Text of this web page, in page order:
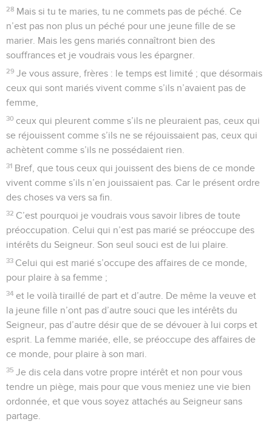
28 Mais si tu te maries, tu ne commets pas de péché. Ce
n’est pas non plus un péché pour une jeune fille de se
marier. Mais les gens mariés connaîtront bien des
souffrances et je voudrais vous les épargner.
29 Je vous assure, frères : le temps est limité ; que désormais
ceux qui sont mariés vivent comme s’ils n’avaient pas de
femme,
30 ceux qui pleurent comme s’ils ne pleuraient pas, ceux qui
se réjouissent comme s’ils ne se réjouissaient pas, ceux qui
achètent comme s’ils ne possédaient rien.
31 Bref, que tous ceux qui jouissent des biens de ce monde
vivent comme s’ils n’en jouissaient pas. Car le présent ordre
des choses va vers sa fin.
32 C’est pourquoi je voudrais vous savoir libres de toute
préoccupation. Celui qui n’est pas marié se préoccupe des
intérêts du Seigneur. Son seul souci est de lui plaire.
33 Celui qui est marié s’occupe des affaires de ce monde,
pour plaire à sa femme ;
34 et le voilà tiraillé de part et d’autre. De même la veuve et
la jeune fille n’ont pas d’autre souci que les intérêts du
Seigneur, pas d’autre désir que de se dévouer à lui corps et
esprit. La femme mariée, elle, se préoccupe des affaires de
ce monde, pour plaire à son mari.
35 Je dis cela dans votre propre intérêt et non pour vous
tendre un piège, mais pour que vous meniez une vie bien
ordonnée, et que vous soyez attachés au Seigneur sans
partage.